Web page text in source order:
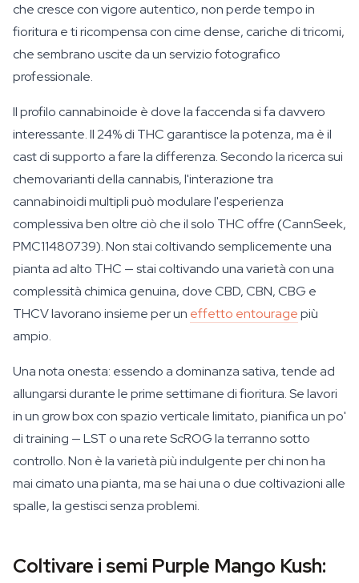
che cresce con vigore autentico, non perde tempo in
fioritura e ti ricompensa con cime dense, cariche di tricomi,
che sembrano uscite da un servizio fotografico
professionale.
Il profilo cannabinoide è dove la faccenda si fa davvero
interessante. Il 24% di THC garantisce la potenza, ma è il
cast di supporto a fare la differenza. Secondo la ricerca sui
chemovarianti della cannabis, l'interazione tra
cannabinoidi multipli può modulare l'esperienza
complessiva ben oltre ciò che il solo THC offre (CannSeek,
PMC11480739). Non stai coltivando semplicemente una
pianta ad alto THC — stai coltivando una varietà con una
complessità chimica genuina, dove CBD, CBN, CBG e
THCV lavorano insieme per un effetto entouragepiù
ampio.
Una nota onesta: essendo a dominanza sativa, tende ad
allungarsi durante le prime settimane di fioritura. Se lavori
in un grow box con spazio verticale limitato, pianifica un po'
di training — LST o una rete ScROG la terranno sotto
controllo. Non è la varietà più indulgente per chi non ha
mai cimato una pianta, ma se hai una o due coltivazioni alle
spalle, la gestisci senza problemi.
Coltivare i semi Purple Mango Kush: